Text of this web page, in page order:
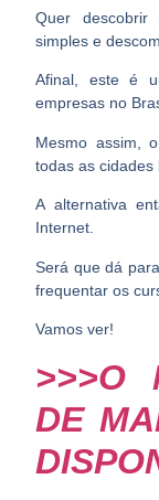
Quer descobrir
simples e
Afinal, este é
empresas no
Mesmo assim,
todas as cidades
A alternativa
Internet.
Será que dá
frequentar os
Vamos ver!
>>>O
DE